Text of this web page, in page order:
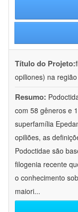
Título do Projeto:
opiliones) na
Resumo:
com 58 gêneros e
superfamília
opiliões, as
Podoctidae são
filogenia recente
o conhecimento
maiori...